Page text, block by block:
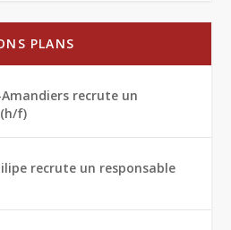
PLANS
recrute un
f)
recrute un responsable